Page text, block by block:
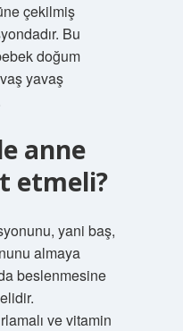
çekilmiş
Bu
doğum
yavaş
anne
etmeli?
yani baş,
almaya
beslenmesine
ve vitamin